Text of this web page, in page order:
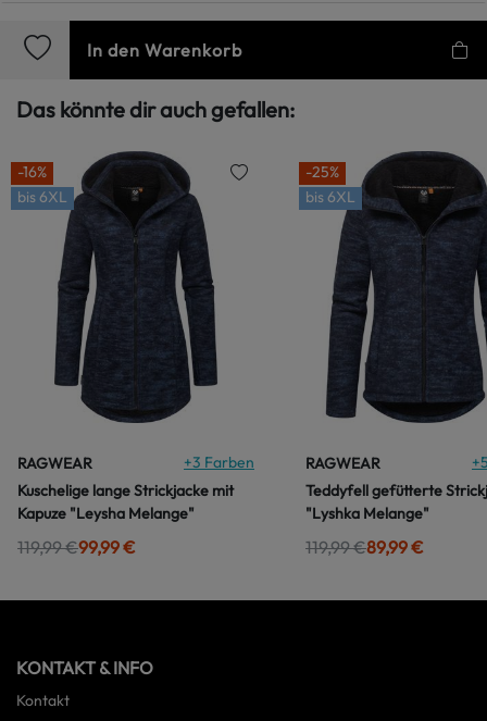
In den Warenkorb
Das könnte dir auch gefallen:
-16%
bis6XL
RAGWEAR +3 Farben
Kuschelige lange Strickjacke mit
Kapuze "Leysha Melange"
119,99 €99,99 €
-25%
bis6XL
RAGWEAR +
Teddyfell gefütterte
"Lyshka Melange"
119,99 €89,99 €
KONTAKT & INFO
Kontakt